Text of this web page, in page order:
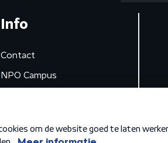
Info
Contact
NPO Campus